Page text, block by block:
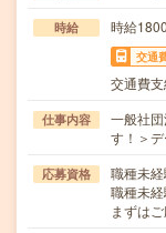
時給 時給
交通
交通費
仕事内容
一般社
す！＞
応募資格
職種未
職種未
まずは